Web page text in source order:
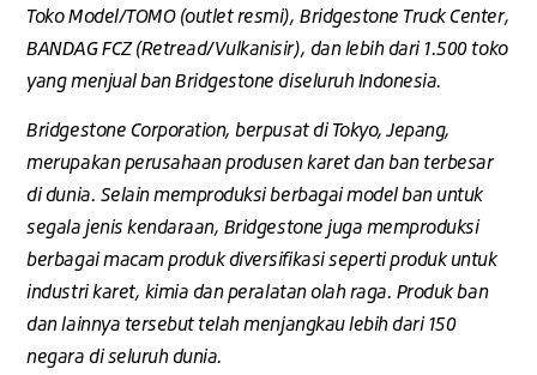
Toko Model/TOMO (outlet resmi), Bridgestone Truck Center,
BANDAG FCZ (Retread/Vulkanisir), dan lebih dari 1.500 toko
yang menjual ban Bridgestone diseluruh Indonesia.
Bridgestone Corporation, berpusat di Tokyo, Jepang,
merupakan perusahaan produsen karet dan ban terbesar
di dunia. Selain memproduksi berbagai model ban untuk
segala jenis kendaraan, Bridgestone juga memproduksi
berbagai macam produk diversifikasi seperti produk untuk
industri karet, kimia dan peralatan olah raga. Produk ban
dan lainnya tersebut telah menjangkau lebih dari 150
negara di seluruh dunia.